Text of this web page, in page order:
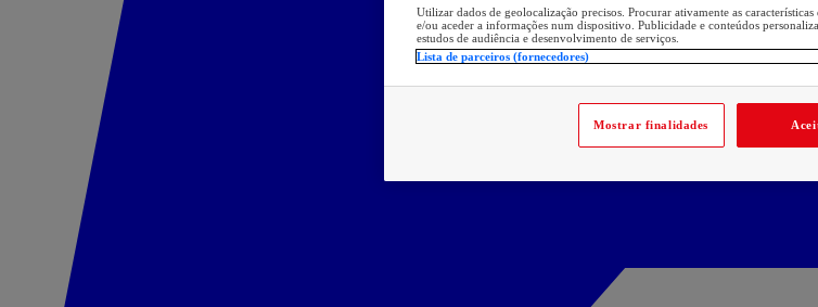
Utilizar dados de geolocalização precisos. Procurar ativamente as
e/ou aceder a informações num dispositivo. Publicidade e conteúdos
estudos de audiência e desenvolvimento de serviços.
Lista de parceiros (fornecedores)
Mostrar finalidades